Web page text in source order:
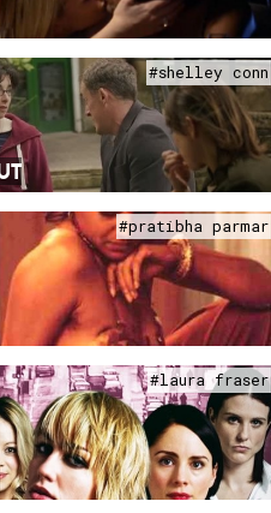
#shelley conn
#pratibha parmar
#laura fraser